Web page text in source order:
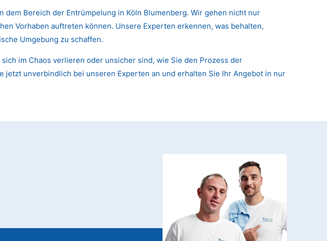
Bereich der Entrümpelung in Köln Blumenberg. Wir gehen nicht nur
Vorhaben auftreten können. Unsere Experten erkennen, was behalten,
Umgebung zu schaffen.
im Chaos verlieren oder unsicher sind, wie Sie den Prozess der
unverbindlich bei unseren Experten an und erhalten Sie Ihr Angebot in nur